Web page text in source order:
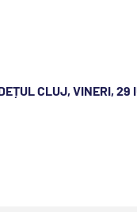
CLUJ, VINERI, 29